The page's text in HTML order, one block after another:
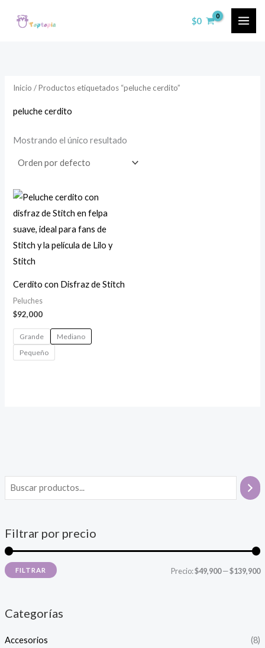
$0
Filtrar por precio
PP
FILTRAR Precio:$49,900—$139,900
Categorías
Accesorios (8)
Inicio / Productos etiquetados “peluche cerdito”
peluche cerdito
Mostrando el único resultado
Cerdito con Disfraz de Stitch
Peluches
$92,000
Grande
Mediano
Pequeño